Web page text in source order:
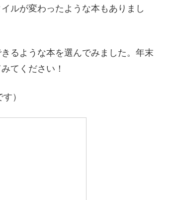
ルが変わったような本もありまし
るような本を選んでみました。年末
てください！
）